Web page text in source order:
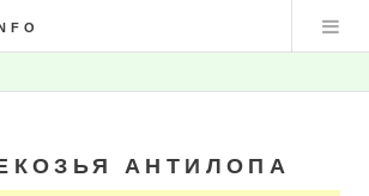
АНТИЛОПА